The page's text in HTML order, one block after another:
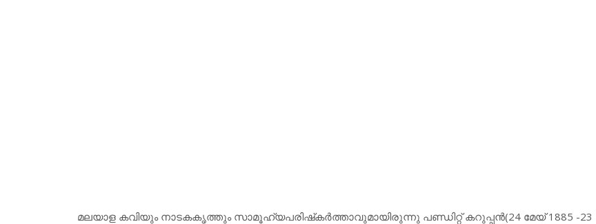
മലയാള കവിയും നാടകകൃത്തും സാമൂഹ്യപരിഷ്‌കര്‍ത്താവുമായിരുന്നു പണ്ഡിറ്റ് കറുപ്പന്‍(24 മേയ് 1885 -23